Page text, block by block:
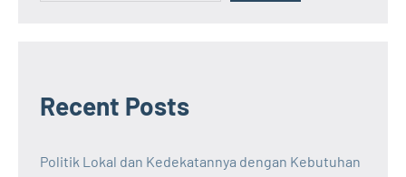
Recent Posts
Politik Lokal dan Kedekatannya dengan Kebutuhan